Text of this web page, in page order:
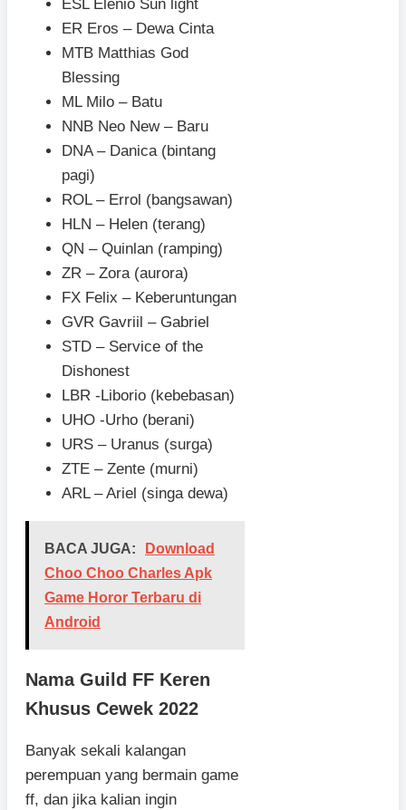
ESL Elenio Sun light
ER Eros – Dewa Cinta
MTB Matthias God
Blessing
ML Milo – Batu
NNB Neo New – Baru
DNA – Danica (bintang
pagi)
ROL – Errol (bangsawan)
HLN – Helen (terang)
QN – Quinlan (ramping)
ZR – Zora (aurora)
FX Felix – Keberuntungan
GVR Gavriil – Gabriel
STD – Service of the
Dishonest
LBR -Liborio (kebebasan)
UHO -Urho (berani)
URS – Uranus (surga)
ZTE – Zente (murni)
ARL – Ariel (singa dewa)
BACA JUGA:
Download
Choo Choo Charles Apk
Game Horor Terbaru di
Android
Nama Guild FF Keren
Khusus Cewek 2022
Banyak sekali kalangan
perempuan yang bermain game
ff, dan jika kalian ingin